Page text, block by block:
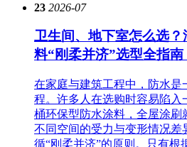
23 2026-07
卫生间、地下室怎么选
料“刚柔并济”选型全指
在家庭与建筑工程中，防水是
程。许多人在选购时容易陷入
桶环保型防水涂料，全屋涂刷
不同空间的受力与变形情况差
循“刚柔并济”的原则。只有根